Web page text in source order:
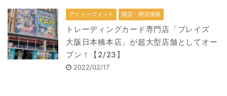
アミューズメント 開店・閉店情報
トレーディングカード専門店「プレイズ
大阪日本橋本店」が超大型店舗としてオー
プン！【2/23】
2022/02/17